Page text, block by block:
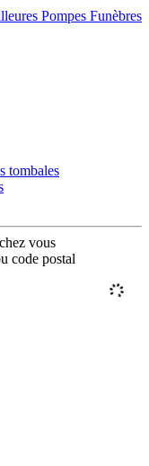
Pompes Funèbres
tombales
vous
code postal